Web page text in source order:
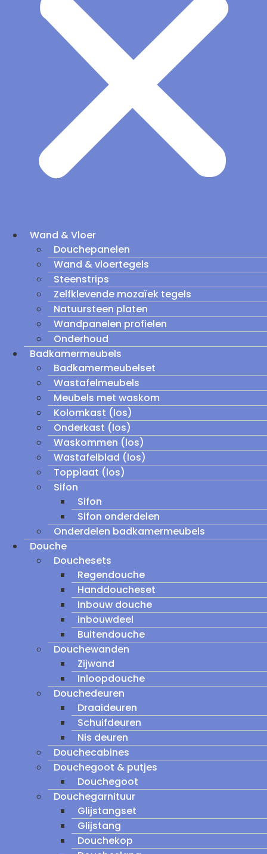
Wand & Vloer
Douchepanelen
Wand & vloertegels
Steenstrips
Zelfklevende mozaïek tegels
Natuursteen platen
Wandpanelen profielen
Onderhoud
Badkamermeubels
Badkamermeubelset
Wastafelmeubels
Meubels met waskom
Kolomkast (los)
Onderkast (los)
Waskommen (los)
Wastafelblad (los)
Topplaat (los)
Sifon
Sifon
Sifon onderdelen
Onderdelen badkamermeubels
Douche
Douchesets
Regendouche
Handdoucheset
Inbouw douche
inbouwdeel
Buitendouche
Douchewanden
Zijwand
Inloopdouche
Douchedeuren
Draaideuren
Schuifdeuren
Nis deuren
Douchecabines
Douchegoot & putjes
Douchegoot
Douchegarnituur
Glijstangset
Glijstang
Douchekop